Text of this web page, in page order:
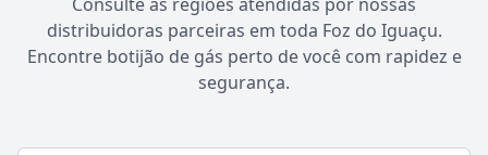
distribuidoras parceiras em toda Foz do Iguaçu.
Encontre botijão de gás perto de você com rapidez e
segurança.